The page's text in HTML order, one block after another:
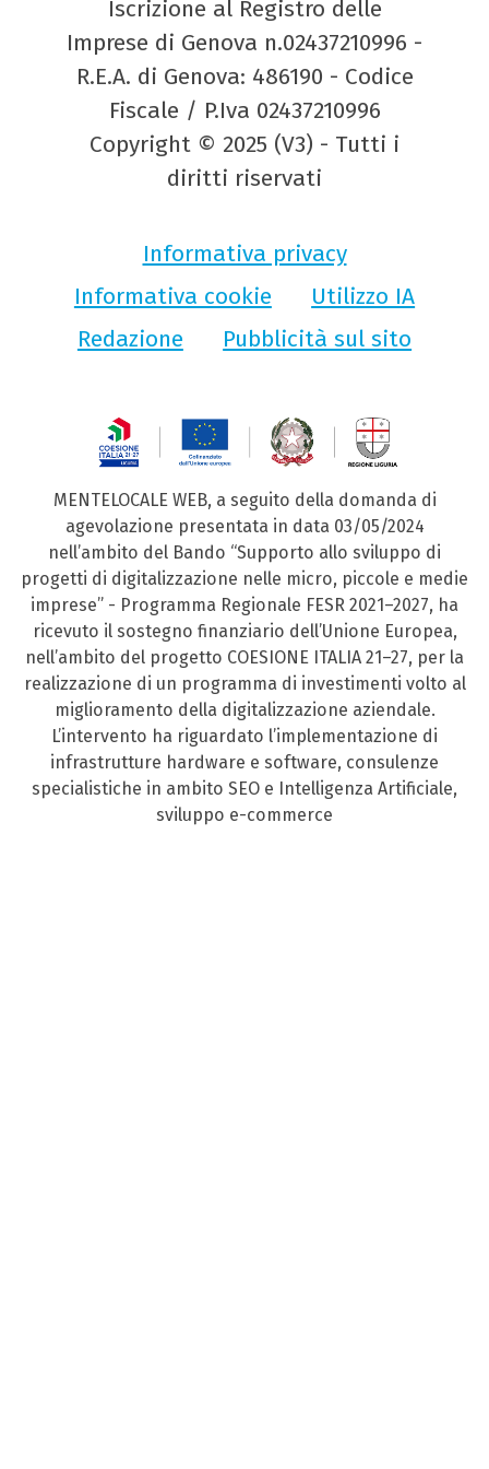
Iscrizione al Registro delle
Imprese di Genova n.02437210996 -
R.E.A. di Genova: 486190 - Codice
Fiscale / P.Iva 02437210996
Copyright © 2025 (V3) - Tutti i
diritti riservati
Informativa privacy
Informativa cookie
Utilizzo IA
Redazione
Pubblicità sul sito
MENTELOCALE WEB, a seguito della domanda di
agevolazione presentata in data 03/05/2024
nell’ambito del Bando “Supporto allo sviluppo di
progetti di digitalizzazione nelle micro, piccole e medie
imprese” - Programma Regionale FESR 2021–2027, ha
ricevuto il sostegno finanziario dell’Unione Europea,
nell’ambito del progetto COESIONE ITALIA 21–27, per la
realizzazione di un programma di investimenti volto al
miglioramento della digitalizzazione aziendale.
L’intervento ha riguardato l’implementazione di
infrastrutture hardware e software, consulenze
specialistiche in ambito SEO e Intelligenza Artificiale,
sviluppo e-commerce